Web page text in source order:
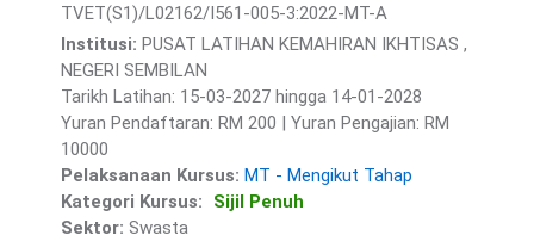
TVET(S1)/L02162/I561-005-3:2022-MT-A
Institusi: PUSAT LATIHAN KEMAHIRAN IKHTISAS ,
NEGERI SEMBILAN
Tarikh Latihan: 15-03-2027 hingga 14-01-2028
Yuran Pendaftaran: RM 200 | Yuran Pengajian: RM
10000
Pelaksanaan Kursus: MT - Mengikut Tahap
Kategori Kursus:
Sijil Penuh
Sektor: Swasta